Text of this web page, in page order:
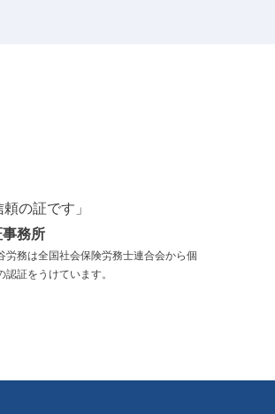
の証です」
務所
労務は全国社会保険労務士連合会から個
証をうけています。